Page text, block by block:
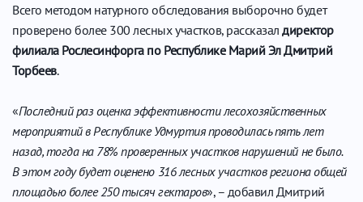
Всего методом натурного обследования выборочно будет
проверено более 300 лесных участков, рассказалдиректор
филиала Рослесинфорга по Республике Марий ЭлДмитрий
Торбеев.
«Последний раз оценка эффективности лесохозяйственных
мероприятий в Республике Удмуртия проводилась пять лет
назад, тогда на 78% проверенных участков нарушений не было.
В этом году будет оценено 316 лесных участков региона общей
площадью более 250 тысяч гектаров», – добавил Дмитрий